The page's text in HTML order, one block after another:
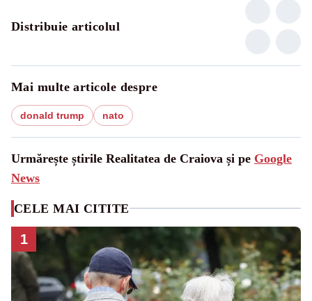
Distribuie articolul
Mai multe articole despre
donald trump nato
Urmărește știrile Realitatea de Craiova și pe Google
News
CELE MAI CITITE
1